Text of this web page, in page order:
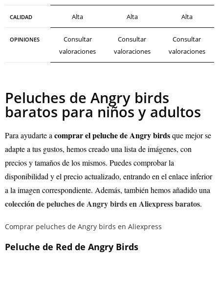
CALIDAD Alta Alta Alta
OPINIONES
Consultar
valoraciones
Consultar
valoraciones
Consultar
valoraciones
Peluches de Angry birds
baratos para niños y adultos
Para ayudarte a comprar el peluche de Angry birdsque mejor se
adapte a tus gustos, hemos creado una lista de imágenes, con
precios y tamaños de los mismos. Puedes comprobar la
disponibilidad y el precio actualizado, entrando en el enlace inferior
a la imagen correspondiente. Además, también hemos añadido una
colección de peluches de Angry birds en Aliexpress baratos.
Comprar peluches de Angry birds en Aliexpress
Peluche de Red de Angry Birds